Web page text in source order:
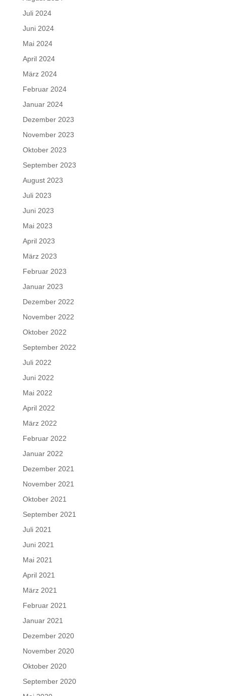
Juli 2024
Juni 2024
Mai 2024
April 2024
März 2024
Februar 2024
Januar 2024
Dezember 2023
November 2023
Oktober 2023
September 2023
August 2023
Juli 2023
Juni 2023
Mai 2023
April 2023
März 2023
Februar 2023
Januar 2023
Dezember 2022
November 2022
Oktober 2022
September 2022
Juli 2022
Juni 2022
Mai 2022
April 2022
März 2022
Februar 2022
Januar 2022
Dezember 2021
November 2021
Oktober 2021
September 2021
Juli 2021
Juni 2021
Mai 2021
April 2021
März 2021
Februar 2021
Januar 2021
Dezember 2020
November 2020
Oktober 2020
September 2020